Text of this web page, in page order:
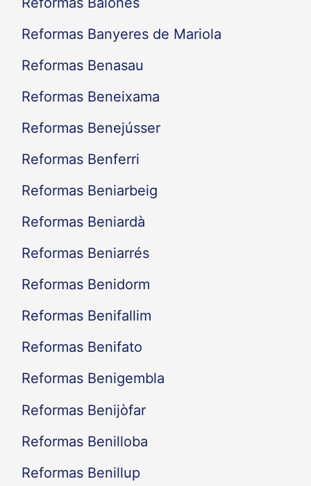
Reformas Banyeres de Mariola
Reformas Benasau
Reformas Beneixama
Reformas Benejússer
Reformas Benferri
Reformas Beniarbeig
Reformas Beniardà
Reformas Beniarrés
Reformas Benidorm
Reformas Benifallim
Reformas Benifato
Reformas Benigembla
Reformas Benijòfar
Reformas Benilloba
Reformas Benillup